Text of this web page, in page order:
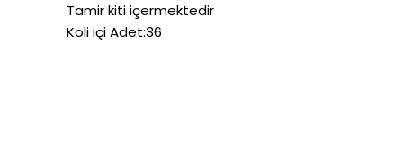
Tamir kiti içermektedir
Koli içi Adet:36